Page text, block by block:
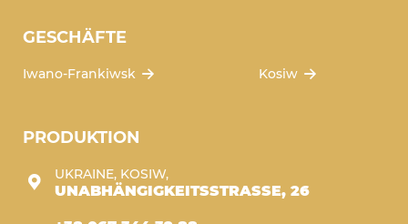
GESCHÄFTE
Iwano-Frankiwsk Kosiw
PRODUKTION
UKRAINE, KOSIW,
UNABHÄNGIGKEITSSTRASSE, 26